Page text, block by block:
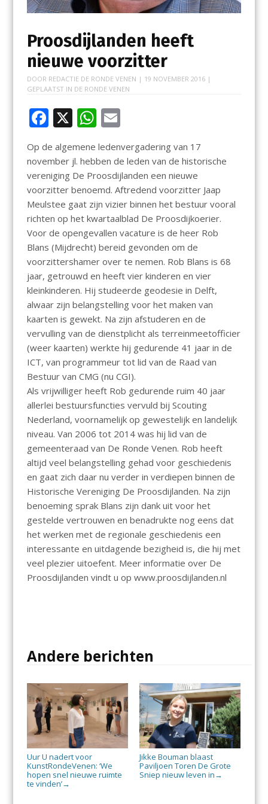
Proosdijlanden heeft
nieuwe voorzitter
DOOR REDACTIE DE RONDE VENEN | 19 NOVEMBER 2016|
GEPLAATST IN DE RONDE VENEN
F
ac
e
b
o
o
k
X W
h
at
s
A
p
p
E
ai
l
Op de algemene ledenvergadering van 17
november jl. hebben de leden van de historische
vereniging De Proosdijlanden een nieuwe
voorzitter benoemd. Aftredend voorzitter Jaap
Meulstee gaat zijn vizier binnen het bestuur vooral
richten op het kwartaalblad De Proosdijkoerier.
Voor de opengevallen vacature is de heer Rob
Blans (Mijdrecht) bereid gevonden om de
voorzittershamer over te nemen. Rob Blans is 68
jaar, getrouwd en heeft vier kinderen en vier
kleinkinderen. Hij studeerde geodesie in Delft,
alwaar zijn belangstelling voor het maken van
kaarten is gewekt. Na zijn afstuderen en de
vervulling van de dienstplicht als terreinmeetofficier
(weer kaarten) werkte hij gedurende 41 jaar in de
ICT, van programmeur tot lid van de Raad van
Bestuur van CMG (nu CGI).
Als vrijwilliger heeft Rob gedurende ruim 40 jaar
allerlei bestuursfuncties vervuld bij Scouting
Nederland, voornamelijk op gewestelijk en landelijk
niveau. Van 2006 tot 2014 was hij lid van de
gemeenteraad van De Ronde Venen. Rob heeft
altijd veel belangstelling gehad voor geschiedenis
en gaat zich daar nu verder in verdiepen binnen de
Historische Vereniging De Proosdijlanden. Na zijn
benoeming sprak Blans zijn dank uit voor het
gestelde vertrouwen en benadrukte nog eens dat
het werken met de regionale geschiedenis een
interessante en uitdagende bezigheid is, die hij met
veel plezier uitoefent. Meer informatie over De
Proosdijlanden vindt u op www.proosdijlanden.nl
Andere berichten
Uur U nadert voor
KunstRondeVenen: ‘We
hopen snel nieuwe ruimte
te vinden’→
Jikke Bouman blaast
Paviljoen Toren De Grote
Sniep nieuw leven in →